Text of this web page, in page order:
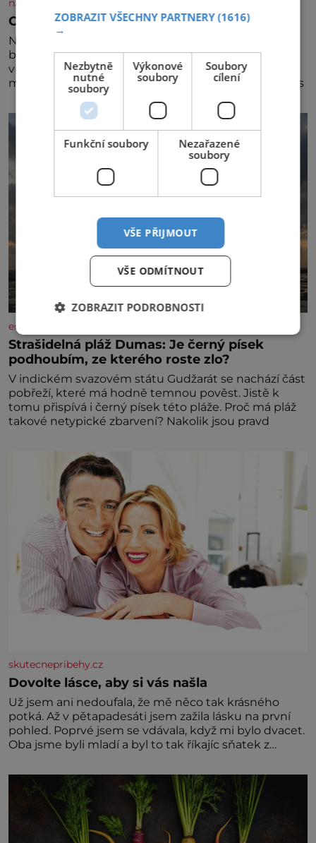
nasehvezdy.cz
Osamělá herečka Syslová všechno vzdala?
Nedávno se povídalo, že má Dana Syslová (80)
blízkého přítele, který je jí oporou. Ale je to ještě
vůbec pravda? V posledních dnech čím dál častěji
mluví o svém odchodu. Dohnala ji snad samota? Půs
enigmaplus.cz
Strašidelná pláž Dumas: Je černý písek
podhoubím, ze kterého roste zlo?
V indickém svazovém státu Gudžarát se nachází část
pobřeží, které má hodně temnou pověst. Jistě k
tomu přispívá i černý písek této pláže. Proč má pláž
takové netypické zbarvení? Nakolik jsou pravd
skutecnepribehy.cz
Dovolte lásce, aby si vás našla
Už jsem ani nedoufala, že mě něco tak krásného
potká. Až v pětapadesáti jsem zažila lásku na první
pohled. Poprvé jsem se vdávala, když mi bylo dvacet.
Oba jsme byli mladí a byl to tak říkajíc sňatek z
zaopatřený mladý muž. Manželství nám oběma moc
nesvědčilo, brzy jsme zjistili, že
ZOBRAZIT VŠECHNY PARTNERY(1616)
→
Nezbytně
nutné
soubory
Výkonové
soubory
Soubory
cílení
Funkční soubory
Nezařazené
soubory
VŠE PŘIJMOUT
VŠE ODMÍTNOUT
ZOBRAZIT PODROBNOSTI